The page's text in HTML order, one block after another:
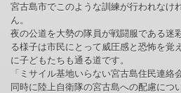
宮古島市でこのような訓練が行われなけ
ん。
夜の公道を大勢の隊員が戦闘服である迷
る様子は市民にとって威圧感と恐怖を覚
に子どもたちも通る道です。
「ミサイル基地いらない宮古島住民連絡
同時に陸上自衛隊の宮古島への配慮につ